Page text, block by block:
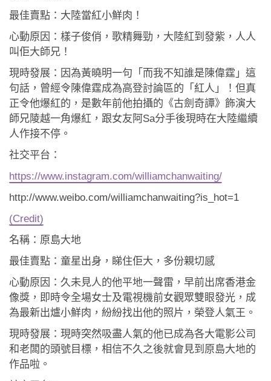
最佳賣點：大陸當紅小鮮肉！
心動原因：樣子俊俏，歌精舞勁，大陸紅到發紫，人人
叫佢大師兄！
現時發展：因為黃曉明一句「而我不知誰是陳偉霆」這
句話，曾經令陳偉霆成為高登討論區的「紅人」！但真
正令他爆紅的，是數年前他拍攝的《古劍奇譚》飾演大
師兄陵越一角爆紅，跟女友阿Sa分手後現時在大陸繼續
人作接不停。
社交平台：
https://www.instagram.com/williamchanwaiting/
http://www.weibo.com/williamchanwaiting?is_hot=1
(Credit)
名稱：原島大地
最佳賣點：童星出身，睇住佢大，多份親切感
心動原因：久未見人的他平地一聲雷，早前出席香港金
像獎，即時令全場女士及電視機前女觀眾雙眼發光，成
為最新出爐小鮮肉，紛紛找出他的照片，榮登人氣王。
現時發展：現時突然吸盡人氣的他已成為各大電影公司
和老闆的頭號目標，相信不久之後就會見到原島大地的
作品啦。